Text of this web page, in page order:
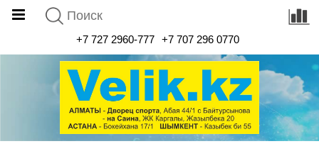
+7 727 2960-777 +7 707 296 0770